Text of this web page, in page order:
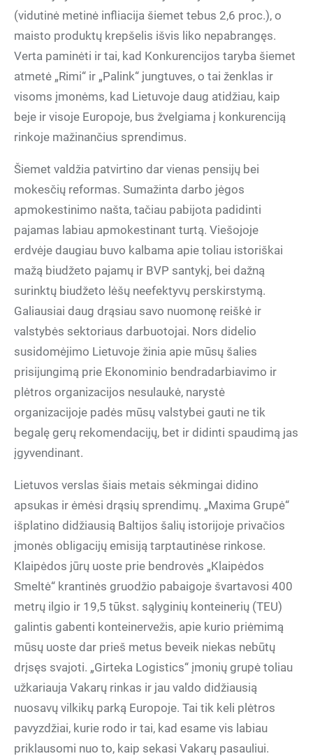
(vidutinė metinė infliacija šiemet tebus 2,6 proc.), o
maisto produktų krepšelis išvis liko nepabrangęs.
Verta paminėti ir tai, kad Konkurencijos taryba šiemet
atmetė „Rimi“ ir „Palink“ jungtuves, o tai ženklas ir
visoms įmonėms, kad Lietuvoje daug atidžiau, kaip
beje ir visoje Europoje, bus žvelgiama į konkurenciją
rinkoje mažinančius sprendimus.
Šiemet valdžia patvirtino dar vienas pensijų bei
mokesčių reformas. Sumažinta darbo jėgos
apmokestinimo našta, tačiau pabijota padidinti
pajamas labiau apmokestinant turtą. Viešojoje
erdvėje daugiau buvo kalbama apie toliau istoriškai
mažą biudžeto pajamų ir BVP santykį, bei dažną
surinktų biudžeto lėšų neefektyvų perskirstymą.
Galiausiai daug drąsiau savo nuomonę reiškė ir
valstybės sektoriaus darbuotojai. Nors didelio
susidomėjimo Lietuvoje žinia apie mūsų šalies
prisijungimą prie Ekonominio bendradarbiavimo ir
plėtros organizacijos nesulaukė, narystė
organizacijoje padės mūsų valstybei gauti ne tik
begalę gerų rekomendacijų, bet ir didinti spaudimą jas
įgyvendinant.
Lietuvos verslas šiais metais sėkmingai didino
apsukas ir ėmėsi drąsių sprendimų. „Maxima Grupė“
išplatino didžiausią Baltijos šalių istorijoje privačios
įmonės obligacijų emisiją tarptautinėse rinkose.
Klaipėdos jūrų uoste prie bendrovės „Klaipėdos
Smeltė“ krantinės gruodžio pabaigoje švartavosi 400
metrų ilgio ir 19,5 tūkst. sąlyginių konteinerių (TEU)
galintis gabenti konteinervežis, apie kurio priėmimą
mūsų uoste dar prieš metus beveik niekas nebūtų
drįsęs svajoti. „Girteka Logistics“ įmonių grupė toliau
užkariauja Vakarų rinkas ir jau valdo didžiausią
nuosavų vilkikų parką Europoje. Tai tik keli plėtros
pavyzdžiai, kurie rodo ir tai, kad esame vis labiau
priklausomi nuo to, kaip sekasi Vakarų pasauliui.